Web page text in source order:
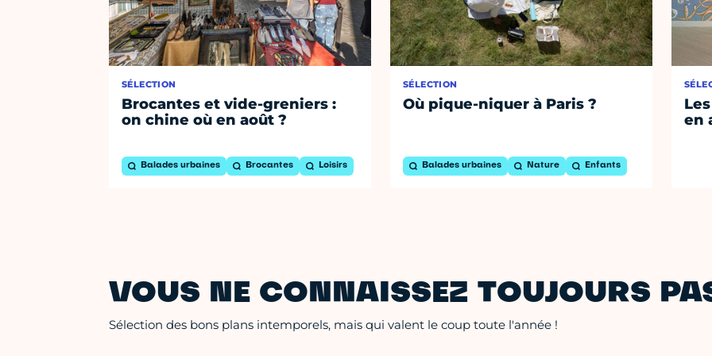
SÉLECTION
Brocantes et vide-greniers :
on chine où en août ?
Balades urbaines Brocantes Loisirs
SÉLECTION
Où pique-niquer à Paris ?
Balades urbaines Nature Enfants
en
VOUS NE CONNAISSEZ TOUJOURS
Sélection des bons plans intemporels, mais qui valent le coup toute l'année !